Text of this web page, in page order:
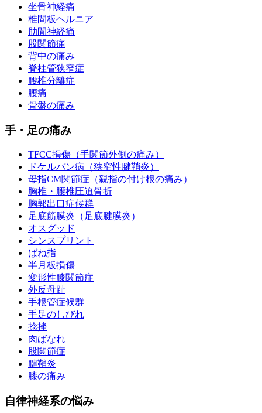
坐骨神経痛
椎間板ヘルニア
肋間神経痛
股関節痛
背中の痛み
脊柱管狭窄症
腰椎分離症
腰痛
骨盤の痛み
手・足の痛み
TFCC損傷（手関節外側の痛み）
ドケルバン病（狭窄性腱鞘炎）
母指CM関節症（親指の付け根の痛み）
胸椎・腰椎圧迫骨折
胸郭出口症候群
足底筋膜炎（足底腱膜炎）
オスグッド
シンスプリント
ばね指
半月板損傷
変形性膝関節症
外反母趾
手根管症候群
手足のしびれ
捻挫
肉ばなれ
股関節症
腱鞘炎
膝の痛み
自律神経系の悩み